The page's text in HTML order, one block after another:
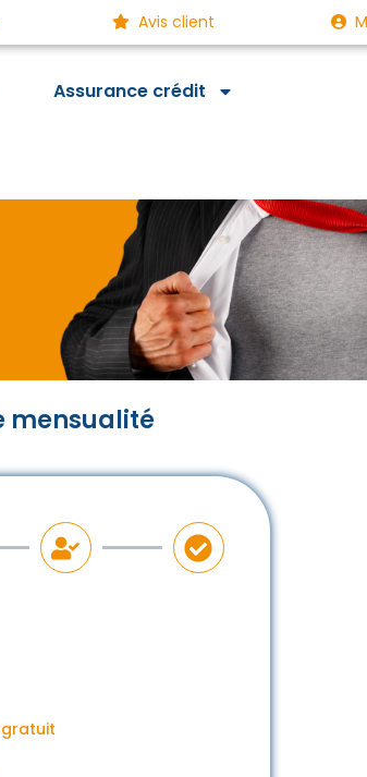
Avis client
Assurance crédit
mensualité